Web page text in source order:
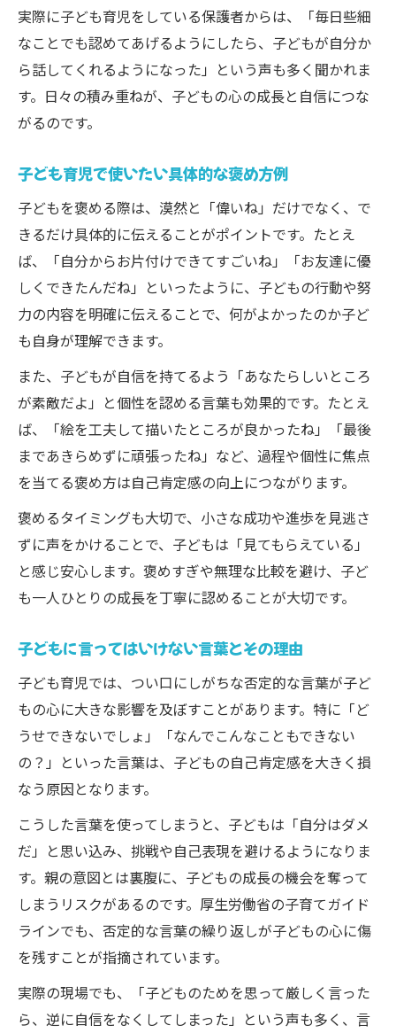
実際に子ども育児をしている保護者からは、「毎日些細
なことでも認めてあげるようにしたら、子どもが自分か
ら話してくれるようになった」という声も多く聞かれま
す。日々の積み重ねが、子どもの心の成長と自信につな
がるのです。
子ども育児で使いたい具体的な褒め方例
子どもを褒める際は、漠然と「偉いね」だけでなく、で
きるだけ具体的に伝えることがポイントです。たとえ
ば、「自分からお片付けできてすごいね」「お友達に優
しくできたんだね」といったように、子どもの行動や努
力の内容を明確に伝えることで、何がよかったのか子ど
も自身が理解できます。
また、子どもが自信を持てるよう「あなたらしいところ
が素敵だよ」と個性を認める言葉も効果的です。たとえ
ば、「絵を工夫して描いたところが良かったね」「最後
まであきらめずに頑張ったね」など、過程や個性に焦点
を当てる褒め方は自己肯定感の向上につながります。
褒めるタイミングも大切で、小さな成功や進歩を見逃さ
ずに声をかけることで、子どもは「見てもらえている」
と感じ安心します。褒めすぎや無理な比較を避け、子ど
も一人ひとりの成長を丁寧に認めることが大切です。
子どもに言ってはいけない言葉とその理由
子ども育児では、つい口にしがちな否定的な言葉が子ど
もの心に大きな影響を及ぼすことがあります。特に「ど
うせできないでしょ」「なんでこんなこともできない
の？」といった言葉は、子どもの自己肯定感を大きく損
なう原因となります。
こうした言葉を使ってしまうと、子どもは「自分はダメ
だ」と思い込み、挑戦や自己表現を避けるようになりま
す。親の意図とは裏腹に、子どもの成長の機会を奪って
しまうリスクがあるのです。厚生労働省の子育てガイド
ラインでも、否定的な言葉の繰り返しが子どもの心に傷
を残すことが指摘されています。
実際の現場でも、「子どものためを思って厳しく言った
ら、逆に自信をなくしてしまった」という声も多く、言